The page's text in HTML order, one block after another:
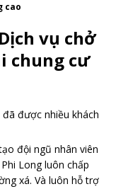
cao
vụ chở
chung cư
được nhiều khách
đội ngũ nhân viên
Long luôn chấp
xá. Và luôn hỗ trợ